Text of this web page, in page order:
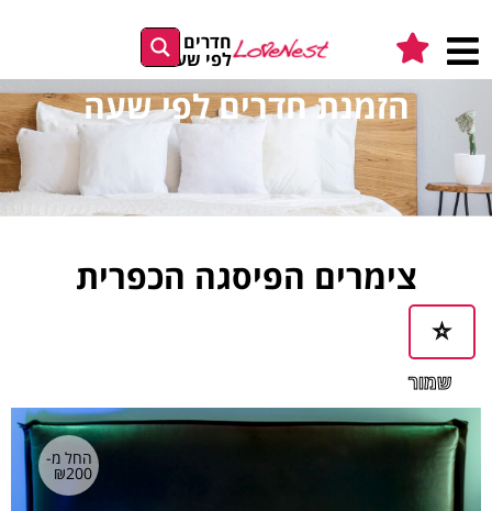
חדרים
לפי שעה
הזמנת חדרים לפי שעה
צימרים הפיסגה הכפרית
שמור
במועדפים
החל מ-
₪200